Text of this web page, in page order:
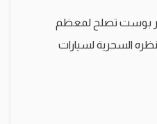
بوست تصلح لمعظم
السحرية لسيارات